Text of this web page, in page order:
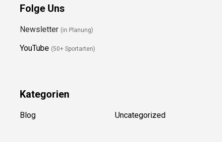
Folge Uns
Newsletter (in Planung)
YouTube (50+ Sportarten)
Kategorien
Blog Uncategorized